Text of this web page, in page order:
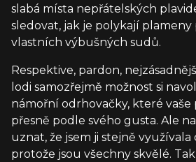
slabá místa nepřátelských
sledovat, jak je polykají plameny
vlastních výbušných sudů.
Respektive, pardon,
lodi samozřejmě možnost si
námořní odrhovačky, které vaše
přesně podle svého gusta. Ale
uznat, že jsem ji stejně
protože jsou všechny skvělé.